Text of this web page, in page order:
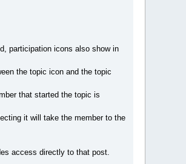
participation icons also show in
the topic icon and the topic
that started the topic is
it will take the member to the
access directly to that post.